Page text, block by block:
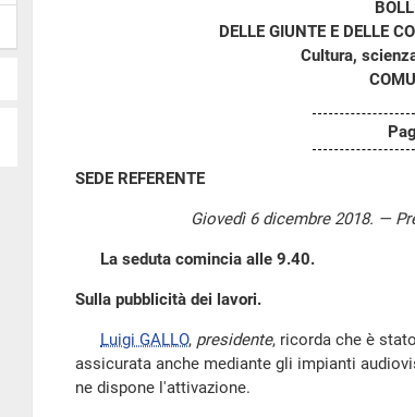
DELLE GIUNTE E DELLE
Cultura,
SEDE REFERENTE
Giovedì 6 dicembre 2018. —
La seduta comincia alle 9.40.
Sulla pubblicità dei lavori.
Luigi GALLO, presidente, ricorda che è
assicurata anche mediante gli impianti
ne dispone l'attivazione.